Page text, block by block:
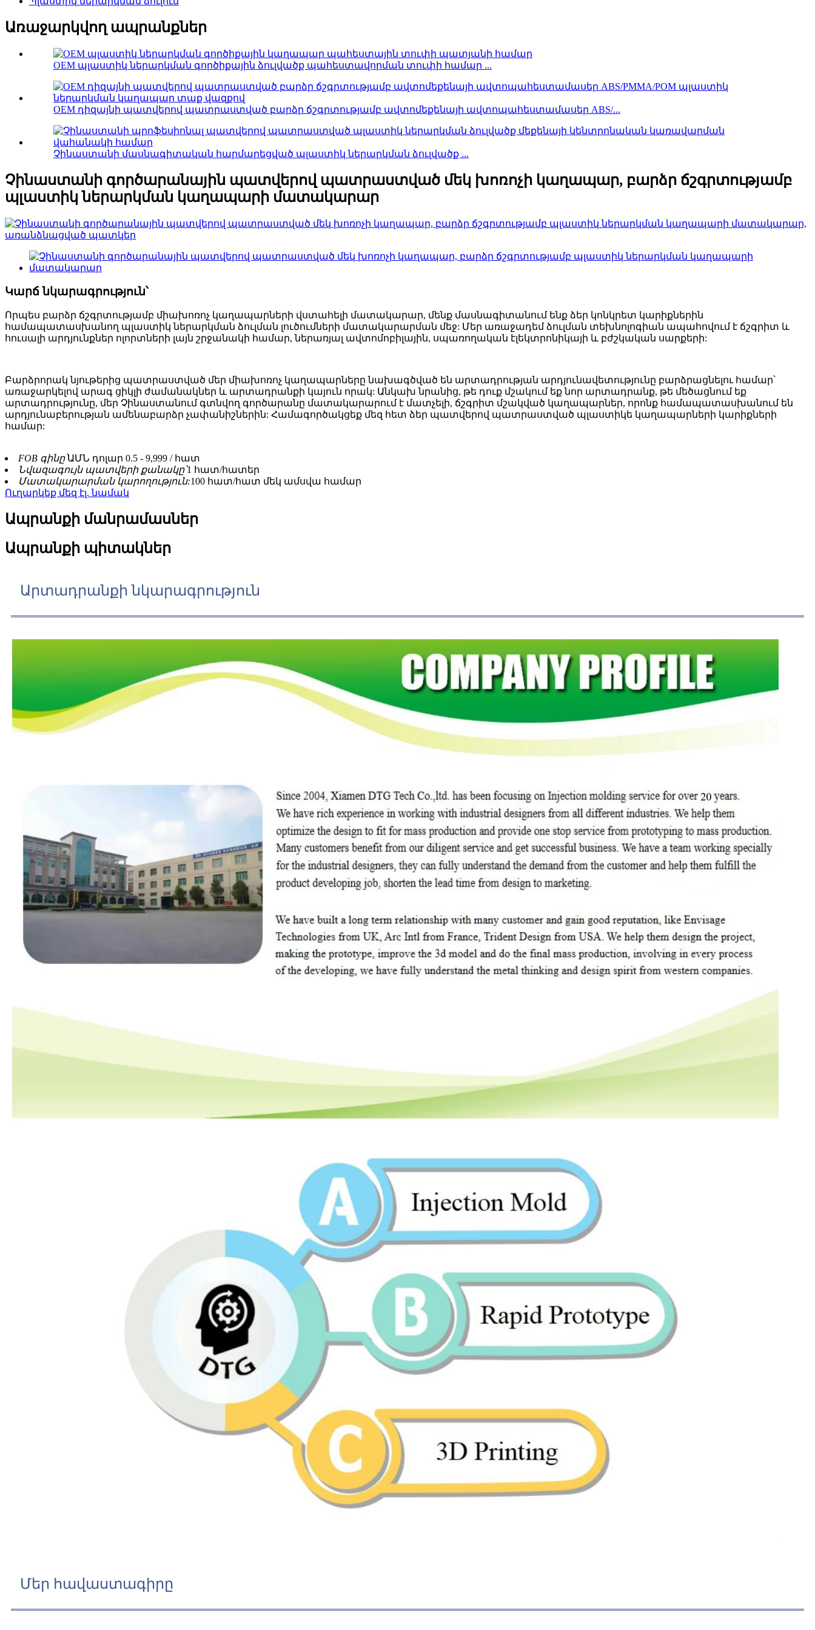
Առաջարկվող ապրանքներ
OEM պլաստիկ ներարկման գործիքային ձուլվածք պահեստավորման տուփի համար ...
OEM դիզայնի պատվերով պատրաստված բարձր ճշգրտությամբ ավտոմեքենայի ավտոպահեստամասեր ABS/...
Չինաստանի մասնագիտական ​​​​հարմարեցված պլաստիկ ներարկման ձուլվածք ...
Չինաստանի գործարանային պատվերով պատրաստված մեկ խոռոչի կաղապար, բարձր ճշգրտությամբ
պլաստիկ ներարկման կաղապարի մատակարար
Կարճ նկարագրություն՝
Որպես բարձր ճշգրտությամբ միախոռոչ կաղապարների վստահելի մատակարար, մենք մասնագիտանում ենք ձեր կոնկրետ կարիքներին
համապատասխանող պլաստիկ ներարկման ձուլման լուծումների մատակարարման մեջ: Մեր առաջադեմ ձուլման տեխնոլոգիան ապահովում է ճշգրիտ և
հուսալի արդյունքներ ոլորտների լայն շրջանակի համար, ներառյալ ավտոմոբիլային, սպառողական էլեկտրոնիկայի և բժշկական սարքերի:
Բարձրորակ նյութերից պատրաստված մեր միախոռոչ կաղապարները նախագծված են արտադրության արդյունավետությունը բարձրացնելու համար՝
առաջարկելով արագ ցիկլի ժամանակներ և արտադրանքի կայուն որակ: Անկախ նրանից, թե դուք մշակում եք նոր արտադրանք, թե մեծացնում եք
արտադրությունը, մեր Չինաստանում գտնվող գործարանը մատակարարում է մատչելի, ճշգրիտ մշակված կաղապարներ, որոնք համապատասխանում են
արդյունաբերության ամենաբարձր չափանիշներին: Համագործակցեք մեզ հետ ձեր պատվերով պատրաստված պլաստիկե կաղապարների կարիքների
համար:
FOB գինը՝ԱՄՆ դոլար 0.5 - 9,999 / հատ
Նվազագույն պատվերի քանակը՝1 հատ/հատեր
Մատակարարման կարողություն:100 հատ/հատ մեկ ամսվա համար
Ուղարկեք մեզ էլ. նամակ
Ապրանքի մանրամասներ
Ապրանքի պիտակներ
Արտադրանքի նկարագրություն
Մեր հավաստագիրը